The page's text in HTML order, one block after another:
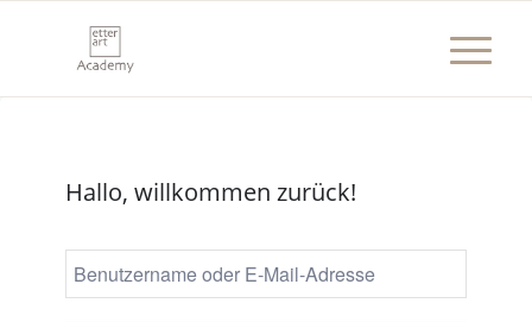
Hallo, willkommen zurück!